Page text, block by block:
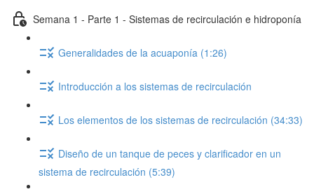
Semana 1 - Parte 1 - Sistemas de recirculación e hidroponía
Generalidades de la acuaponía (1:26)
Introducción a los sistemas de recirculación
Los elementos de los sistemas de recirculación (34:33)
Diseño de un tanque de peces y clarificador en un
sistema de recirculación (5:39)